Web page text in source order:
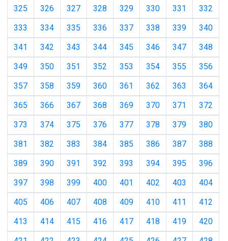
325
326 327 328 329 330 331
332
333
334 335 336 337 338 339
340
341
342 343 344 345 346 347
348
349
350 351 352 353 354 355
356
357
358 359 360 361 362 363
364
365
366 367 368 369 370 371
372
373
374 375 376 377 378 379
380
381
382 383 384 385 386 387
388
389
390 391 392 393 394 395
396
397
398 399 400 401 402 403
404
405
406 407 408 409 410 411
412
413
414 415 416 417 418 419
420